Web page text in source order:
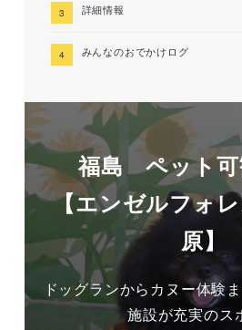
詳細情報
みんなのおでかけログ
福島 ペット可
【エンゼルフォ
原】
ドッグランからカヌー体験
施設が充実のス